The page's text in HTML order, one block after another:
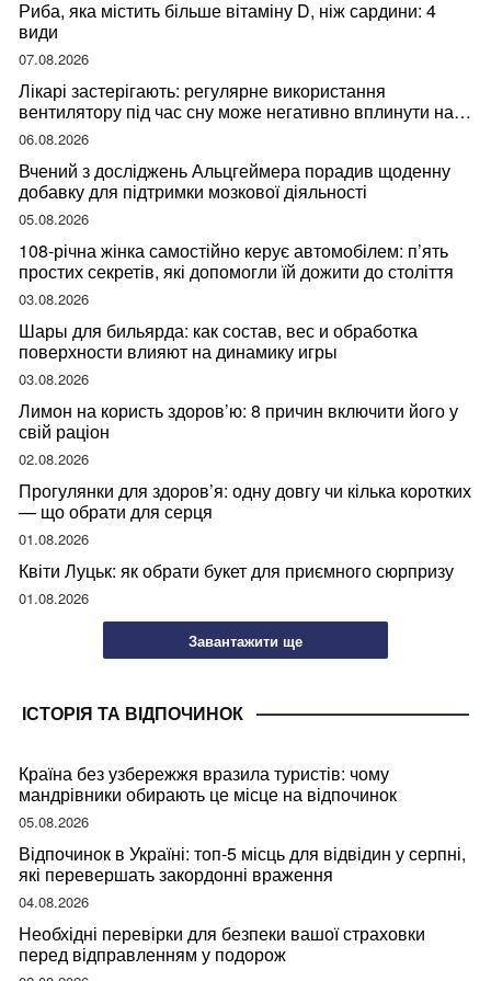
Риба, яка містить більше вітаміну D, ніж сардини: 4
види
07.08.2026
Лікарі застерігають: регулярне використання
вентилятору під час сну може негативно вплинути на
ваше здоров’я
06.08.2026
Вчений з досліджень Альцгеймера порадив щоденну
добавку для підтримки мозкової діяльності
05.08.2026
108-річна жінка самостійно керує автомобілем: п’ять
простих секретів, які допомогли їй дожити до століття
03.08.2026
Шары для бильярда: как состав, вес и обработка
поверхности влияют на динамику игры
03.08.2026
Лимон на користь здоров’ю: 8 причин включити його у
свій раціон
02.08.2026
Прогулянки для здоров’я: одну довгу чи кілька коротких
— що обрати для серця
01.08.2026
Квіти Луцьк: як обрати букет для приємного сюрпризу
01.08.2026
Завантажити ще
ІСТОРІЯ ТА ВІДПОЧИНОК
Країна без узбережжя вразила туристів: чому
мандрівники обирають це місце на відпочинок
05.08.2026
Відпочинок в Україні: топ-5 місць для відвідин у серпні,
які перевершать закордонні враження
04.08.2026
Необхідні перевірки для безпеки вашої страховки
перед відправленням у подорож